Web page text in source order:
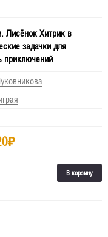
Лисёнок Хитрик в
задачки для
приключений
₽
В корзину